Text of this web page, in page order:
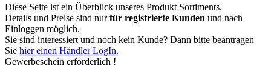
Diese Seite ist ein Überblick unseres Produkt Sortiments.
Details und Preise sind nurfür registrierte Kunden und nach
Einloggen möglich.
Sie sind interessiert und noch kein Kunde? Dann bitte beantragen
Sie hier einen Händler LogIn.
Gewerbeschein erforderlich !